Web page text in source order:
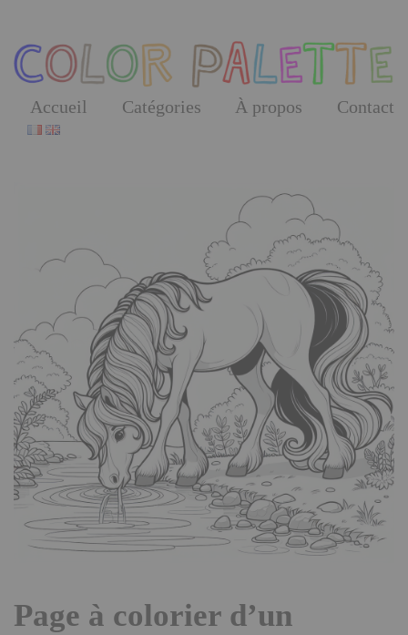
the
content
Accueil Catégories À propos Contact
Page à colorier d’un